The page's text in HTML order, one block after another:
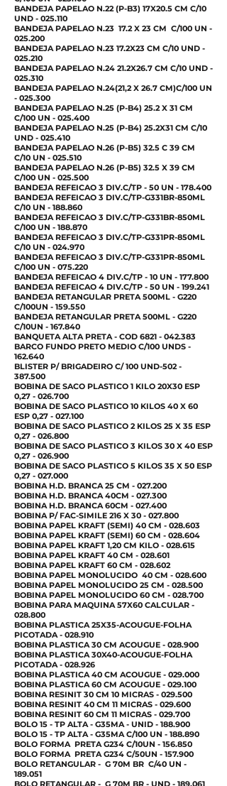
BANDEJA PAPELAO N.22 (P-B3) 17X20.5 CM C/10
UND - 025.110
BANDEJA PAPELAO N.23 17.2 X 23 CM C/100 UN -
025.200
BANDEJA PAPELAO N.23 17.2X23 CM C/10 UND -
025.210
BANDEJA PAPELAO N.24 21.2X26.7 CM C/10 UND -
025.310
BANDEJA PAPELAO N.24(21,2 X 26.7 CM)C/100 UN
- 025.300
BANDEJA PAPELAO N.25 (P-B4) 25.2 X 31 CM
C/100 UN - 025.400
BANDEJA PAPELAO N.25 (P-B4) 25.2X31 CM C/10
UND - 025.410
BANDEJA PAPELAO N.26 (P-B5) 32.5 C 39 CM
C/10 UN - 025.510
BANDEJA PAPELAO N.26 (P-B5) 32.5 X 39 CM
C/100 UN - 025.500
BANDEJA REFEICAO 3 DIV.C/TP - 50 UN - 178.400
BANDEJA REFEICAO 3 DIV.C/TP-G331BR-850ML
C/10 UN - 188.860
BANDEJA REFEICAO 3 DIV.C/TP-G331BR-850ML
C/100 UN - 188.870
BANDEJA REFEICAO 3 DIV.C/TP-G331PR-850ML
C/10 UN - 024.970
BANDEJA REFEICAO 3 DIV.C/TP-G331PR-850ML
C/100 UN - 075.220
BANDEJA REFEICAO 4 DIV.C/TP - 10 UN - 177.800
BANDEJA REFEICAO 4 DIV.C/TP - 50 UN - 199.241
BANDEJA RETANGULAR PRETA 500ML - G220
C/100UN - 159.550
BANDEJA RETANGULAR PRETA 500ML - G220
C/10UN - 167.840
BANQUETA ALTA PRETA - COD 6821 - 042.383
BARCO FUNDO PRETO MEDIO C/100 UNDS -
162.640
BLISTER P/ BRIGADEIRO C/ 100 UND-502 -
387.500
BOBINA DE SACO PLASTICO 1 KILO 20X30 ESP
0,27 - 026.700
BOBINA DE SACO PLASTICO 10 KILOS 40 X 60
ESP 0,27 - 027.100
BOBINA DE SACO PLASTICO 2 KILOS 25 X 35 ESP
0,27 - 026.800
BOBINA DE SACO PLASTICO 3 KILOS 30 X 40 ESP
0,27 - 026.900
BOBINA DE SACO PLASTICO 5 KILOS 35 X 50 ESP
0,27 - 027.000
BOBINA H.D. BRANCA 25 CM - 027.200
BOBINA H.D. BRANCA 40CM - 027.300
BOBINA H.D. BRANCA 60CM - 027.400
BOBINA P/ FAC-SIMILE 216 X 30 - 027.800
BOBINA PAPEL KRAFT (SEMI) 40 CM - 028.603
BOBINA PAPEL KRAFT (SEMI) 60 CM - 028.604
BOBINA PAPEL KRAFT 1,20 CM KILO - 028.615
BOBINA PAPEL KRAFT 40 CM - 028.601
BOBINA PAPEL KRAFT 60 CM - 028.602
BOBINA PAPEL MONOLUCIDO 40 CM - 028.600
BOBINA PAPEL MONOLUCIDO 25 CM - 028.500
BOBINA PAPEL MONOLUCIDO 60 CM - 028.700
BOBINA PARA MAQUINA 57X60 CALCULAR -
028.800
BOBINA PLASTICA 25X35-ACOUGUE-FOLHA
PICOTADA - 028.910
BOBINA PLASTICA 30 CM ACOUGUE - 028.900
BOBINA PLASTICA 30X40-ACOUGUE-FOLHA
PICOTADA - 028.926
BOBINA PLASTICA 40 CM ACOUGUE - 029.000
BOBINA PLASTICA 60 CM ACOUGUE - 029.100
BOBINA RESINIT 30 CM 10 MICRAS - 029.500
BOBINA RESINIT 40 CM 11 MICRAS - 029.600
BOBINA RESINIT 60 CM 11 MICRAS - 029.700
BOLO 15 - TP ALTA - G35MA - UNID - 188.900
BOLO 15 - TP ALTA - G35MA C/100 UN - 188.890
BOLO FORMA PRETA G234 C/10UN - 156.850
BOLO FORMA PRETA G234 C/50UN - 157.900
BOLO RETANGULAR - G 70M BR C/40 UN -
189.051
BOLO RETANGULAR - G 70M BR - UND - 189.061